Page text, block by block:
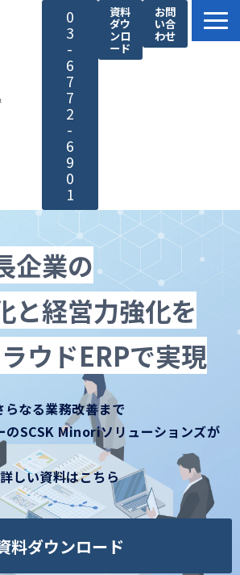
0
3
-
6
7
7
2
-
6
9
0
1
資料
ダウ
ンロ
ード
お問
い合
わせ
SAP®製品の特長
サービス紹介
ソリューションズが選ばれる理由
導入・サポート
導入事例
コラム
お知らせ
企業の
と経営力強化を
ウドERPで実現
らなる業務改善まで
のSCSK Minoriソリューションズが
詳しい資料はこちら
料ダウンロード